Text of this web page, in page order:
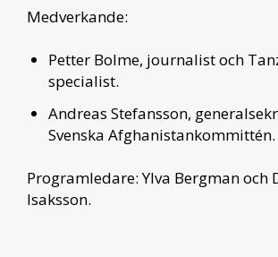
Medverkande:
Petter Bolme, journalist och
specialist.
Andreas Stefansson,
Svenska Afghanistankommittén.
Programledare: Ylva Bergman och
Isaksson.